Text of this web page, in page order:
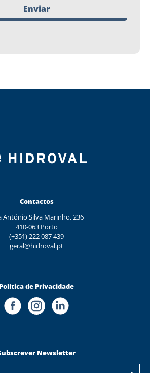
Enviar
Contactos
António Silva Marinho, 236
410-063 Porto
(+351) 222 087 439
geral@hidroval.pt
Política de Privacidade
Newsletter